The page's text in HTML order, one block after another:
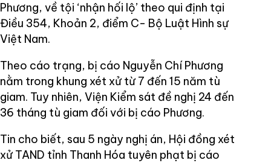
Phương, về tội ‘nhận hối lộ’ theo qui định tại
Điều 354, Khoản 2, điểm C- Bộ Luật Hình sự
Việt Nam.
Theo cáo trạng, bị cáo Nguyễn Chí Phương
nằm trong khung xét xử từ 7 đến 15 năm tù
giam. Tuy nhiên, Viện Kiểm sát đề nghị 24 đến
36 tháng tù giam đối với bị cáo Phương.
Tin cho biết, sau 5 ngày nghị án, Hội đồng xét
xử TAND tỉnh Thanh Hóa tuyên phạt bị cáo